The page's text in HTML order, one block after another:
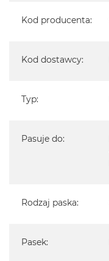
Kod producenta:
Kod dostawcy:
Typ:
Pasuje do:
Rodzaj paska:
Pasek: